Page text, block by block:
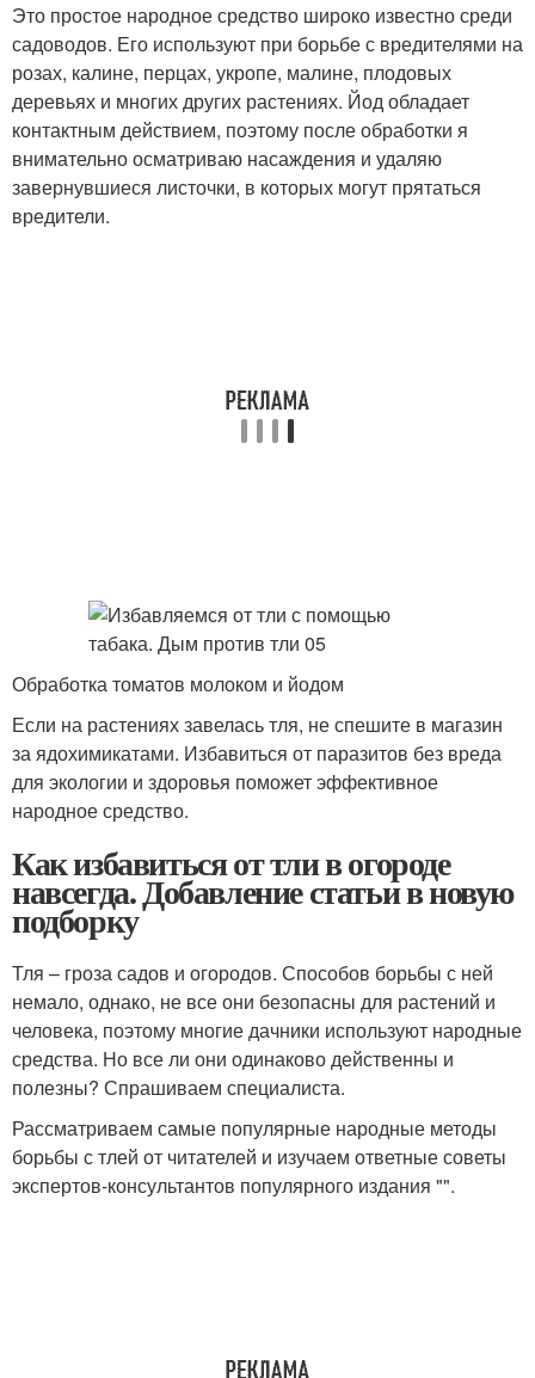
Это простое народное средство широко известно среди
садоводов. Его используют при борьбе с вредителями на
розах, калине, перцах, укропе, малине, плодовых
деревьях и многих других растениях. Йод обладает
контактным действием, поэтому после обработки я
внимательно осматриваю насаждения и удаляю
завернувшиеся листочки, в которых могут прятаться
вредители.
Обработка томатов молоком и йодом
Если на растениях завелась тля, не спешите в магазин
за ядохимикатами. Избавиться от паразитов без вреда
для экологии и здоровья поможет эффективное
народное средство.
Как избавиться от тли в огороде
навсегда. Добавление статьи в новую
подборку
Тля – гроза садов и огородов. Способов борьбы с ней
немало, однако, не все они безопасны для растений и
человека, поэтому многие дачники используют народные
средства. Но все ли они одинаково действенны и
полезны? Спрашиваем специалиста.
Рассматриваем самые популярные народные методы
борьбы с тлей от читателей и изучаем ответные советы
экспертов-консультантов популярного издания "".